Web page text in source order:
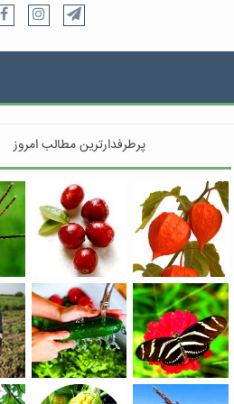
پرطرفدارترین مطالب امروز